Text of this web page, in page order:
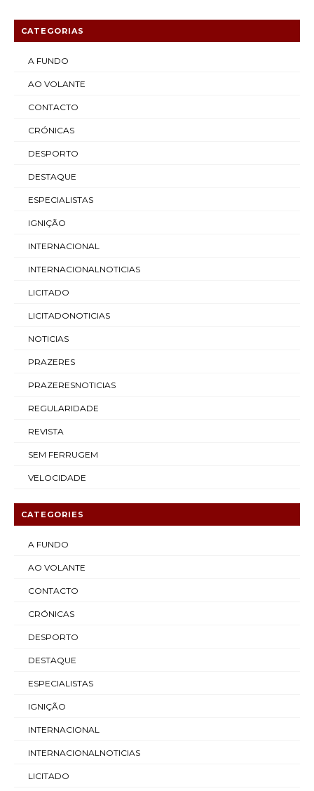
CATEGORIAS
A FUNDO
AO VOLANTE
CONTACTO
CRÓNICAS
DESPORTO
DESTAQUE
ESPECIALISTAS
IGNIÇÃO
INTERNACIONAL
INTERNACIONALNOTICIAS
LICITADO
LICITADONOTICIAS
NOTICIAS
PRAZERES
PRAZERESNOTICIAS
REGULARIDADE
REVISTA
SEM FERRUGEM
VELOCIDADE
CATEGORIES
A FUNDO
AO VOLANTE
CONTACTO
CRÓNICAS
DESPORTO
DESTAQUE
ESPECIALISTAS
IGNIÇÃO
INTERNACIONAL
INTERNACIONALNOTICIAS
LICITADO